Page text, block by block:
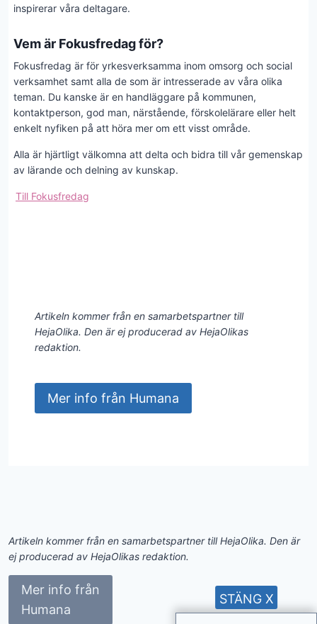
inspirerar våra deltagare.
Vem är Fokusfredag för?
Fokusfredag är för yrkesverksamma inom omsorg och social
verksamhet samt alla de som är intresserade av våra olika
teman. Du kanske är en handläggare på kommunen,
kontaktperson, god man, närstående, förskolelärare eller helt
enkelt nyfiken på att höra mer om ett visst område.
Alla är hjärtligt välkomna att delta och bidra till vår gemenskap
av lärande och delning av kunskap.
Till Fokusfredag
Artikeln kommer från en samarbetspartner till
HejaOlika. Den är ej producerad av HejaOlikas
redaktion.
Mer info från Humana
Artikeln kommer från en samarbetspartner till HejaOlika. Den är
ej producerad av HejaOlikas redaktion.
Mer info från
Humana
STÄNG X